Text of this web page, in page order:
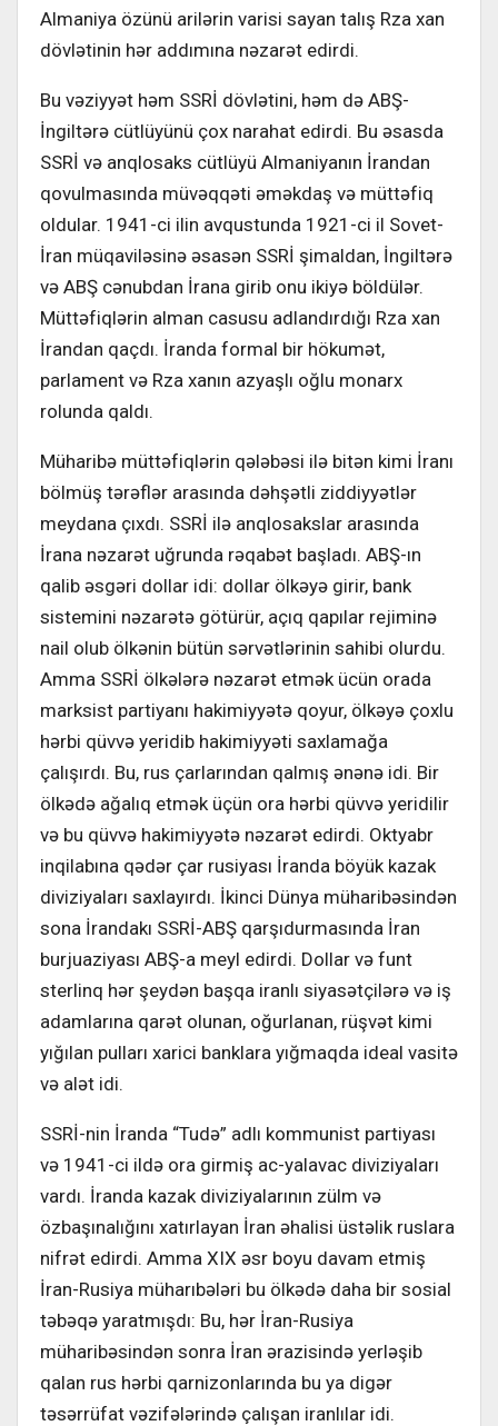
Almaniya özünü arilərin varisi sayan talış Rza xan
dövlətinin hər addımına nəzarət edirdi.
Bu vəziyyət həm SSRİ dövlətini, həm də ABŞ-
İngiltərə cütlüyünü çox narahat edirdi. Bu əsasda
SSRİ və anqlosaks cütlüyü Almaniyanın İrandan
qovulmasında müvəqqəti əməkdaş və müttəfiq
oldular. 1941-ci ilin avqustunda 1921-ci il Sovet-
İran müqaviləsinə əsasən SSRİ şimaldan, İngiltərə
və ABŞ cənubdan İrana girib onu ikiyə böldülər.
Müttəfiqlərin alman casusu adlandırdığı Rza xan
İrandan qaçdı. İranda formal bir hökumət,
parlament və Rza xanın azyaşlı oğlu monarx
rolunda qaldı.
Müharibə müttəfiqlərin qələbəsi ilə bitən kimi İranı
bölmüş tərəflər arasında dəhşətli ziddiyyətlər
meydana çıxdı. SSRİ ilə anqlosakslar arasında
İrana nəzarət uğrunda rəqabət başladı. ABŞ-ın
qalib əsgəri dollar idi: dollar ölkəyə girir, bank
sistemini nəzarətə götürür, açıq qapılar rejiminə
nail olub ölkənin bütün sərvətlərinin sahibi olurdu.
Amma SSRİ ölkələrə nəzarət etmək ücün orada
marksist partiyanı hakimiyyətə qoyur, ölkəyə çoxlu
hərbi qüvvə yeridib hakimiyyəti saxlamağa
çalışırdı. Bu, rus çarlarından qalmış ənənə idi. Bir
ölkədə ağalıq etmək üçün ora hərbi qüvvə yeridilir
və bu qüvvə hakimiyyətə nəzarət edirdi. Oktyabr
inqilabına qədər çar rusiyası İranda böyük kazak
diviziyaları saxlayırdı. İkinci Dünya müharibəsindən
sona İrandakı SSRİ-ABŞ qarşıdurmasında İran
burjuaziyası ABŞ-a meyl edirdi. Dollar və funt
sterlinq hər şeydən başqa iranlı siyasətçilərə və iş
adamlarına qarət olunan, oğurlanan, rüşvət kimi
yığılan pulları xarici banklara yığmaqda ideal vasitə
və alət idi.
SSRİ-nin İranda “Tudə” adlı kommunist partiyası
və 1941-ci ildə ora girmiş ac-yalavac diviziyaları
vardı. İranda kazak diviziyalarının zülm və
özbaşınalığını xatırlayan İran əhalisi üstəlik ruslara
nifrət edirdi. Amma XIX əsr boyu davam etmiş
İran-Rusiya müharıbələri bu ölkədə daha bir sosial
təbəqə yaratmışdı: Bu, hər İran-Rusiya
müharibəsindən sonra İran ərazisində yerləşib
qalan rus hərbi qarnizonlarında bu ya digər
təsərrüfat vəzifələrində çalışan iranlılar idi.